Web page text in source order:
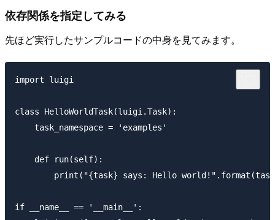
依存関係を指定してみる
先ほど実行したサンプルコードの中身を見てみます。
import luigi
class HelloWorldTask(luigi.Task):
    task_namespace = 'examples'
    def run(self):
print("{task} says: Hello
if __name__ == '__main__':